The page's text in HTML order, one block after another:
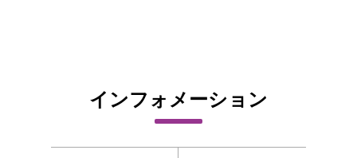
インフォメーション